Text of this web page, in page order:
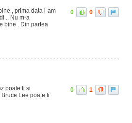
, prima data l-am
.. Nu m-a
bine . Din partea
0 0
poate fi si
Lee poate fi
0 1